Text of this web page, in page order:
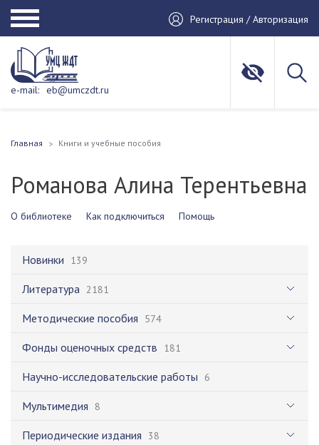
Регистрация / Авторизация
e-mail: eb@umczdt.ru
Главная Книги и учебные пособия
Романова Алина Терентьевна
О библиотеке Как подключиться Помощь
Новинки 139
Литература 2181
Методические пособия 574
Фонды оценочных средств 181
Научно-исследовательские работы 6
Мультимедия 8
Периодические издания 38